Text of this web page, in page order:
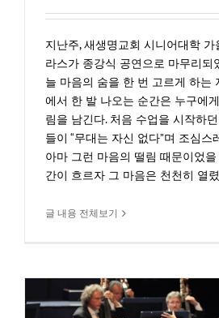
지난주, 새생명교회 시니어대학
라스가 종강식 공연으로 마무리되
늘 마음의 숨을 한 번 고르게 하는
에서 한 발 나오는 순간은 누구에
림을 남긴다. 처음 수업을 시작하
들이 “무대는 자신 없다”며 조심스
아마 그런 마음의 떨림 때문이었
간이 흐르자 그 마음은 천천히 열
글 내용 전체보기